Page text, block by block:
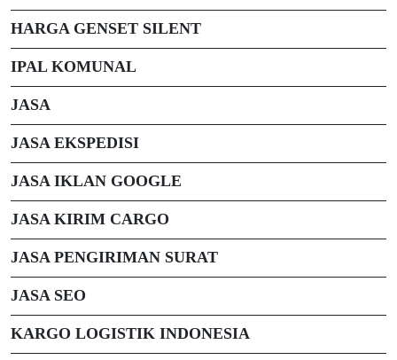
HARGA GENSET SILENT
IPAL KOMUNAL
JASA
JASA EKSPEDISI
JASA IKLAN GOOGLE
JASA KIRIM CARGO
JASA PENGIRIMAN SURAT
JASA SEO
KARGO LOGISTIK INDONESIA